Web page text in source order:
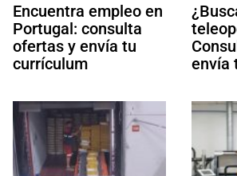
Encuentra empleo en
Portugal: consulta
ofertas y envía tu
currículum
envía